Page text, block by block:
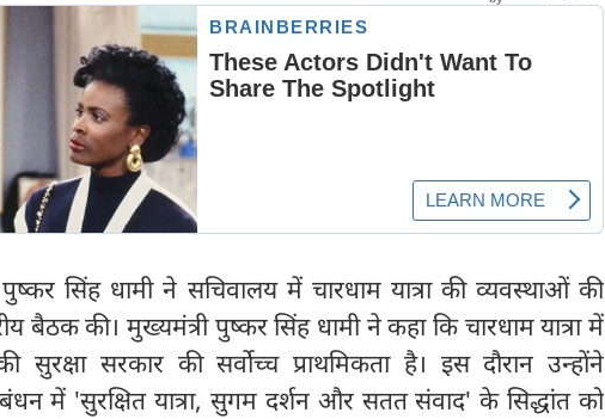
सिंह धामी ने सचिवालय में चारधाम यात्रा की व्यवस्थाओं की
बैठक की। मुख्यमंत्री पुष्कर सिंह धामी ने कहा कि चारधाम यात्रा में
सरकार की सर्वोच्च प्राथमिकता है। इस दौरान उन्होंने
में 'सुरक्षित यात्रा, सुगम दर्शन और सतत संवाद' के सिद्धांत को